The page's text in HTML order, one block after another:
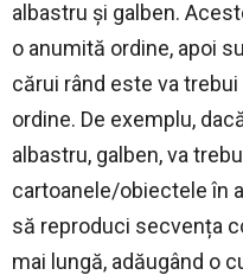
albastru și galben.
o anumită ordine, apoi
cărui rând este va
ordine. De exemplu,
albastru, galben, va
cartoanele/obiectele în
să reproduci secvența
mai lungă, adăugând o